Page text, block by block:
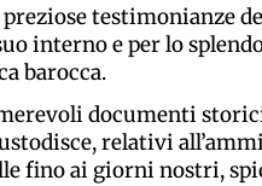
testimonianze
interno e per lo
barocca.
documenti
relativi
fino ai giorni nostri,